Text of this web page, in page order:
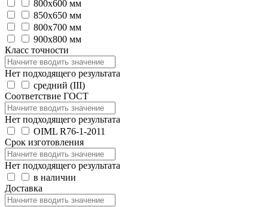
800х600 мм
850х650 мм
800х700 мм
900х800 мм
Класс точности
Нет подходящего результата
средний (III)
Соответствие ГОСТ
Нет подходящего результата
OIML R76-1-2011
Срок изготовления
Нет подходящего результата
в наличии
Доставка